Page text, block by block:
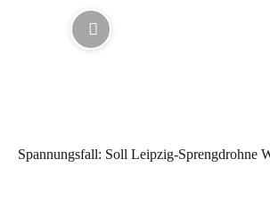
Spannungsfall: Soll Leipzig-Sprengdrohne